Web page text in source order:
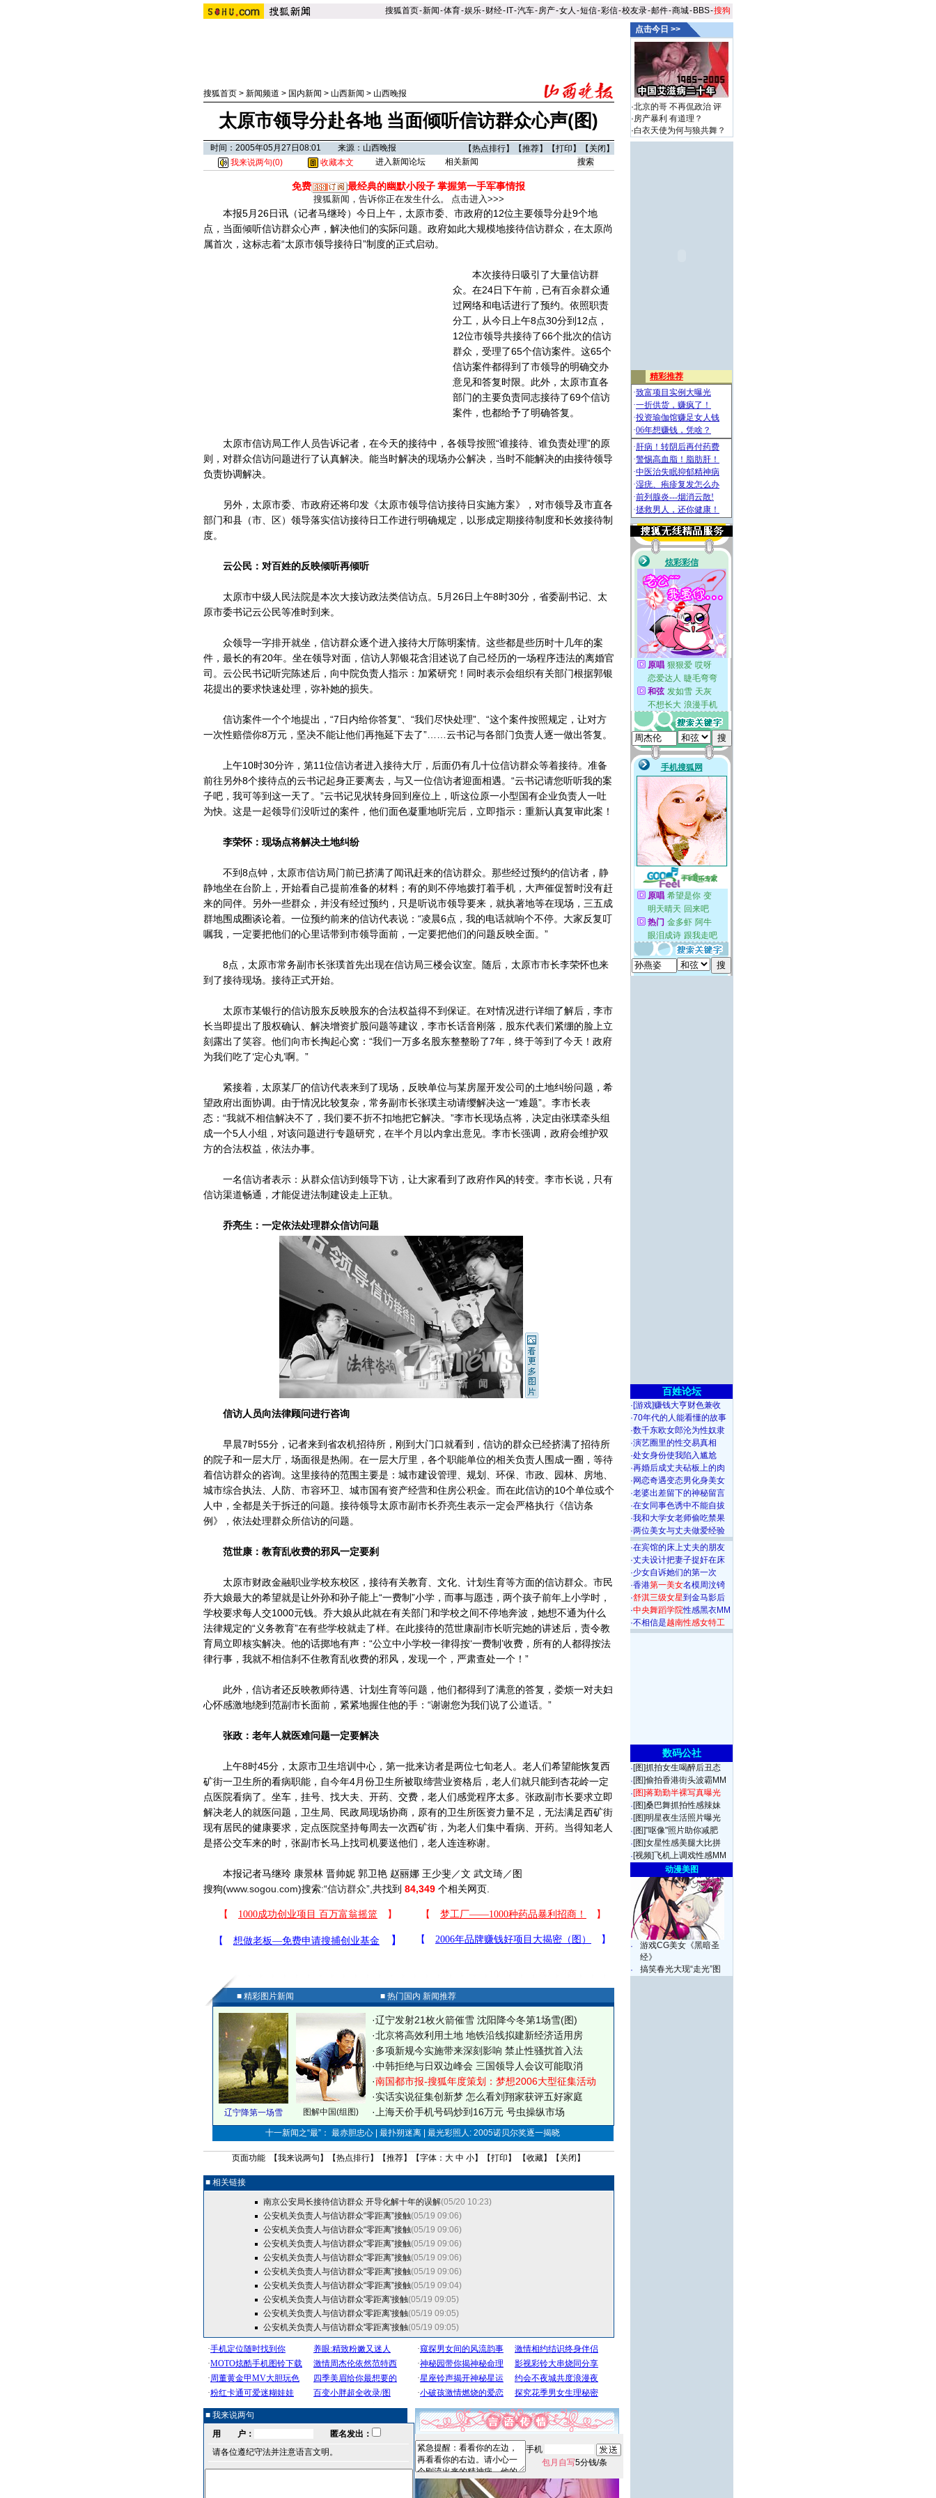
搜狐首页-新闻-体育-娱乐-财经- IT-汽车-房产-女人 -短信-彩信-校友录-邮件-商城- BBS-搜狗
搜狐首页> 新闻频道 > 国内新闻 > 山西新闻 > 山西晚报
太原市领导分赴各地 当面倾听信访群众心声(图)
时间：2005年05月27日08:01 来源：山西晚报 【热点排行】【推荐】【打印 】【 关闭 】
我来说两句(0) 收藏本文 进入新闻论坛 相关新闻
免费 最经典的幽默小段子掌握第一手军事情报
搜狐新闻，告诉你正在发生什么。 点击进入>>>
本报5月26日讯（记者马继玲）今日上午，太原市委、市政府的12位主要领导分赴9个地
点，当面倾听信访群众心声，解决他们的实际问题。政府如此大规模地接待信访群众，在太原尚
属首次，这标志着“太原市领导接待日”制度的正式启动。
本次接待日吸引了大量信访群
众。在24日下午前，已有百余群众通
过网络和电话进行了预约。依照职责
分工，从今日上午8点30分到12点，
12位市领导共接待了66个批次的信访
群众，受理了65个信访案件。这65个
信访案件都得到了市领导的明确交办
意见和答复时限。此外，太原市直各
部门的主要负责同志接待了69个信访
案件，也都给予了明确答复。
太原市信访局工作人员告诉记者，在今天的接待中，各领导按照“谁接待、谁负责处理”的原
则，对群众信访问题进行了认真解决。能当时解决的现场办公解决，当时不能解决的由接待领导
负责协调解决。
另外，太原市委、市政府还将印发《太原市领导信访接待日实施方案》，对市领导及市直各
部门和县（市、区）领导落实信访接待日工作进行明确规定，以形成定期接待制度和长效接待制
度。
云公民：对百姓的反映倾听再倾听
太原市中级人民法院是本次大接访政法类信访点。5月26日上午8时30分，省委副书记、太
原市委书记云公民等准时到来。
众领导一字排开就坐，信访群众逐个进入接待大厅陈明案情。这些都是些历时十几年的案
件，最长的有20年。坐在领导对面，信访人郭银花含泪述说了自己经历的一场程序违法的离婚官
司。云公民书记听完陈述后，向中院负责人指示：加紧研究！同时表示会组织有关部门根据郭银
花提出的要求快速处理，弥补她的损失。
信访案件一个个地提出，“7日内给你答复”、“我们尽快处理”、“这个案件按照规定，让对方
一次性赔偿你8万元，坚决不能让他们再拖延下去了”……云书记与各部门负责人逐一做出答复。
上午10时30分许，第11位信访者进入接待大厅，后面仍有几十位信访群众等着接待。准备
前往另外8个接待点的云书记起身正要离去，与又一位信访者迎面相遇。“云书记请您听听我的案
子吧，我可等到这一天了。”云书记见状转身回到座位上，听这位原一小型国有企业负责人一吐
为快。这是一起领导们没听过的案件，他们面色凝重地听完后，立即指示：重新认真复审此案！
李荣怀：现场点将解决土地纠纷
不到8点钟，太原市信访局门前已挤满了闻讯赶来的信访群众。那些经过预约的信访者，静
静地坐在台阶上，开始看自己提前准备的材料；有的则不停地拨打着手机，大声催促暂时没有赶
来的同伴。另外一些群众，并没有经过预约，只是听说市领导要来，就执著地等在现场，三五成
群地围成圈谈论着。一位预约前来的信访代表说：“凌晨6点，我的电话就响个不停。大家反复叮
嘱我，一定要把他们的心里话带到市领导面前，一定要把他们的问题反映全面。”
8点，太原市常务副市长张璞首先出现在信访局三楼会议室。随后，太原市市长李荣怀也来
到了接待现场。接待正式开始。
太原市某银行的信访股东反映股东的合法权益得不到保证。在对情况进行详细了解后，李市
长当即提出了股权确认、解决增资扩股问题等建议，李市长话音刚落，股东代表们紧绷的脸上立
刻露出了笑容。他们向市长掏起心窝：“我们一万多名股东整整盼了7年，终于等到了今天！政府
为我们吃了‘定心丸’啊。”
紧接着，太原某厂的信访代表来到了现场，反映单位与某房屋开发公司的土地纠纷问题，希
望政府出面协调。由于情况比较复杂，常务副市长张璞主动请缨解决这一“难题”。李市长表
态：“我就不相信解决不了，我们要不折不扣地把它解决。”李市长现场点将，决定由张璞牵头组
成一个5人小组，对该问题进行专题研究，在半个月以内拿出意见。李市长强调，政府会维护双
方的合法权益，依法办事。
一名信访者表示：从群众信访到领导下访，让大家看到了政府作风的转变。李市长说，只有
信访渠道畅通，才能促进法制建设走上正轨。
乔亮生：一定依法处理群众信访问题
信访人员向法律顾问进行咨询
早晨7时55分，记者来到省农机招待所，刚到大门口就看到，信访的群众已经挤满了招待所
的院子和一层大厅，场面很是热闹。在一层大厅里，各个职能单位的相关负责人围成一圈，等待
着信访群众的咨询。这里接待的范围主要是：城市建设管理、规划、环保、市政、园林、房地、
城市综合执法、人防、市容环卫、城市国有资产经营和住房公积金。而在此信访的10个单位或个
人中，全都是关于拆迁的问题。接待领导太原市副市长乔亮生表示一定会严格执行《信访条
例》，依法处理群众所信访的问题。
范世康：教育乱收费的邪风一定要刹
太原市财政金融职业学校东校区，接待有关教育、文化、计划生育等方面的信访群众。市民
乔大娘最大的希望就是让外孙和孙子能上“一费制”小学，而事与愿违，两个孩子前年上小学时，
学校要求每人交1000元钱。乔大娘从此就在有关部门和学校之间不停地奔波，她想不通为什么
法律规定的“义务教育”在有些学校就走了样。在此接待的范世康副市长听完她的讲述后，责令教
育局立即核实解决。他的话掷地有声：“公立中小学校一律得按‘一费制’收费，所有的人都得按法
律行事，我就不相信刹不住教育乱收费的邪风，发现一个，严肃查处一个！”
此外，信访者还反映教师待遇、计划生育等问题，他们都得到了满意的答复，娄烦一对夫妇
心怀感激地绕到范副市长面前，紧紧地握住他的手：“谢谢您为我们说了公道话。”
张政：老年人就医难问题一定要解决
上午8时45分，太原市卫生培训中心，第一批来访者是两位七旬老人。老人们希望能恢复西
矿街一卫生所的看病职能，自今年4月份卫生所被取缔营业资格后，老人们就只能到杏花岭一定
点医院看病了。坐车，挂号、找大夫、开药、交费，老人们感觉程序太多。张政副市长要求立即
解决老人的就医问题，卫生局、民政局现场协商，原有的卫生所医资力量不足，无法满足西矿街
现有居民的健康要求，定点医院坚持每周去一次西矿街，为老人们集中看病、开药。当得知老人
是搭公交车来的时，张副市长马上找司机要送他们，老人连连称谢。
本报记者马继玲 康景林 晋帅妮 郭卫艳 赵丽娜 王少斐／文 武文琦／图
搜狗(www.sogou.com)搜索:“信访群众”,共找到 84,349 个相关网页.
■ 精彩图片新闻 ■ 热门国内 新闻推荐
辽宁降第一场雪 图解中国(组图)
·辽宁发射21枚火箭催雪 沈阳降今冬第1场雪(图)
·北京将高效利用土地 地铁沿线拟建新经济适用房
·多项新规今实施带来深刻影响 禁止性骚扰首入法
·中韩拒绝与日双边峰会 三国领导人会议可能取消
·南国都市报-搜狐年度策划：梦想2006大型征集活动
·实话实说征集创新梦 怎么看刘翔家获评五好家庭
· 上海天价手机号码炒到16万元 号虫操纵市场
十一新闻之“最”： 最赤胆忠心 | 最扑朔迷离 | 最光彩照人: 2005诺贝尔奖逐一揭晓
页面功能 【我来说两句 】【热点排行】【推荐】【字体： 大 中 小】【打印 】 【收藏】【 关闭 】
■ 相关链接
南京公安局长接待信访群众 开导化解十年的误解(05/20 10:23)
公安机关负责人与信访群众“零距离”接触(05/19 09:06)
公安机关负责人与信访群众“零距离”接触(05/19 09:06)
公安机关负责人与信访群众“零距离”接触(05/19 09:06)
公安机关负责人与信访群众“零距离”接触(05/19 09:06)
公安机关负责人与信访群众“零距离”接触(05/19 09:06)
公安机关负责人与信访群众“零距离”接触(05/19 09:04)
公安机关负责人与信访群众'零距离'接触(05/19 09:05)
公安机关负责人与信访群众'零距离'接触(05/19 09:05)
公安机关负责人与信访群众'零距离'接触(05/19 09:05)
■ 我来说两句
用 户：
匿名发出：
请各位遵纪守法并注意语言文明。
手机
包月自写5分钱/条
点击今日 >>
·北京的哥 不再侃政治 评
·房产暴利 有道理？
·白衣天使为何与狼共舞？
百姓论坛
· [游戏]赚钱大亨财色兼收
·70年代的人能看懂的故事
·数千东欧女郎沦为性奴隶
·演艺圈里的性交易真相
·处女身份使我陷入尴尬
·再婚后成丈夫砧板上的肉
· 网恋奇遇变态男化身美女
·老婆出差留下的神秘留言
·在女同事色诱中不能自拔
·我和大学女老师偷吃禁果
·两位美女与丈夫做爱经验
·在宾馆的床上丈夫的朋友
·丈夫设计把妻子捉奸在床
·少女自诉她们的第一次
·香港第一美女名模周汶锜
·舒淇三级女星到金马影后
·中央舞蹈学院性感黑衣MM
·不相信是越南性感女特工
数码公社
· [图]抓拍女生喝醉后丑态
· [图]偷拍香港街头波霸MM
·[图]蒋勤勤半裸写真曝光
· [图]桑巴舞抓拍性感辣妹
· [图]明星夜生活照片曝光
· [图]"呕像"照片助你减肥
· [图]女星性感美腿大比拼
· [视频]飞机上调戏性感MM
动漫美图
·
游戏CG美女《黑暗圣
经》
·
搞笑春光大现“走光”图